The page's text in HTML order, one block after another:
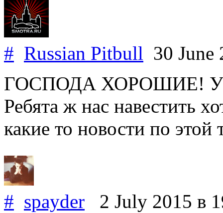
# Russian Pitbull 30
ГОСПОДА ХОРОШИЕ! У
Ребята ж нас навестить
какие то новости по этой
# spayder 2 July 2015 в